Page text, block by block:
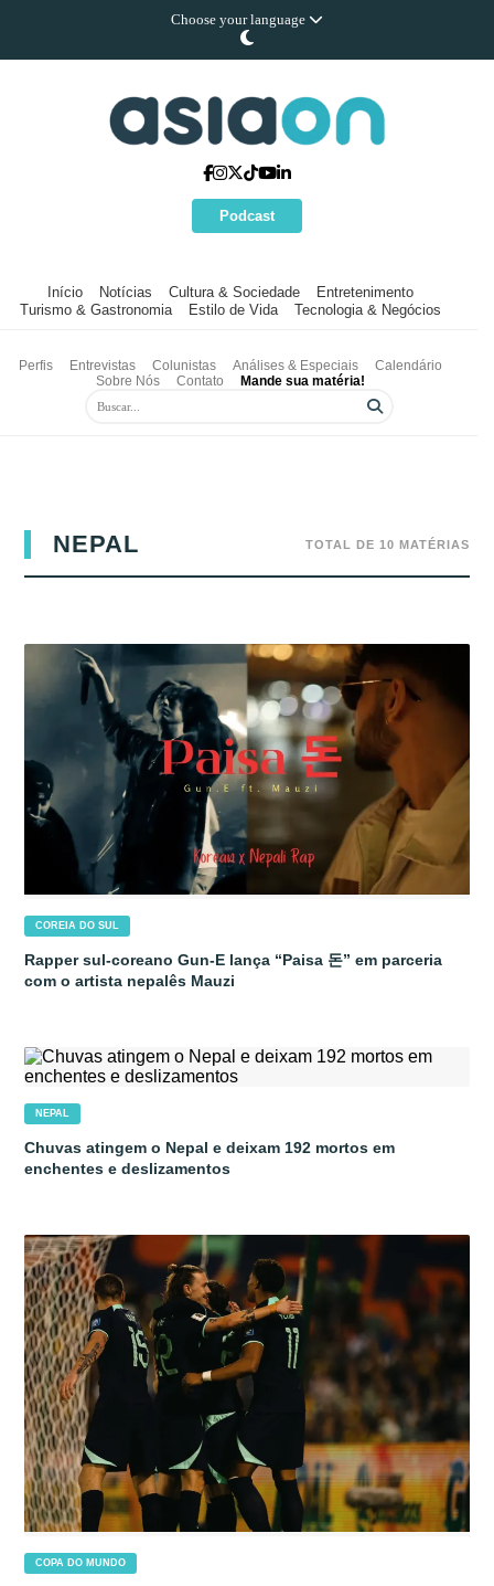
Choose your language
Podcast
Início Notícias Cultura & Sociedade
Entretenimento
Turismo & Gastronomia
Estilo de Vida Tecnologia & Negócios
Perfis Entrevistas Colunistas Análises & Especiais
Calendário
Sobre Nós
Contato Mande sua matéria!
NEPAL TOTAL DE 10 MATÉRIAS
COREIA DO SUL
Rapper sul-coreano Gun-E lança “Paisa 돈” em parceria
com o artista nepalês Mauzi
NEPAL
Chuvas atingem o Nepal e deixam 192 mortos em
enchentes e deslizamentos
COPA DO MUNDO